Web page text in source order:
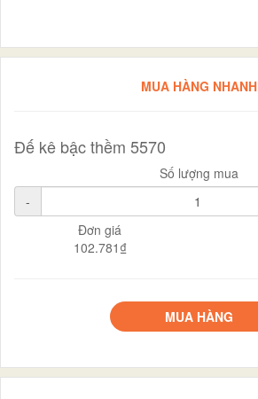
MUA HÀNG NHANH
Đế kê bậc thềm 5570
Số lượng mua
-
Đơn giá
102.781₫
MUA HÀNG